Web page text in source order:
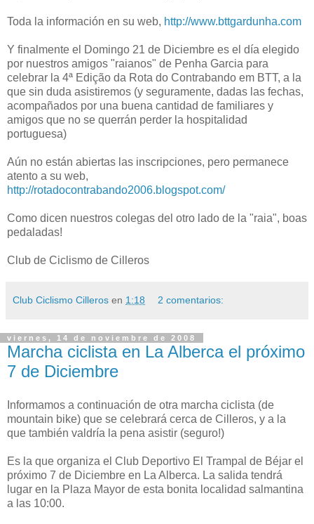
Toda la información en su web, http://www.bttgardunha.com
Y finalmente el Domingo 21 de Diciembre es el día elegido
por nuestros amigos "raianos" de Penha Garcia para
celebrar la 4ª Edição da Rota do Contrabando em BTT, a la
que sin duda asistiremos (y seguramente, dadas las fechas,
acompañados por una buena cantidad de familiares y
amigos que no se querrán perder la hospitalidad
portuguesa)
Aún no están abiertas las inscripciones, pero permanece
atento a su web,
http://rotadocontrabando2006.blogspot.com/
Como dicen nuestros colegas del otro lado de la "raia", boas
pedaladas!
Club de Ciclismo de Cilleros
Club Ciclismo Cilleros en 1:18 2 comentarios:
viernes, 14 de noviembre de 2008
Marcha ciclista en La Alberca el próximo
7 de Diciembre
Informamos a continuación de otra marcha ciclista (de
mountain bike) que se celebrará cerca de Cilleros, y a la
que también valdría la pena asistir (seguro!)
Es la que organiza el Club Deportivo El Trampal de Béjar el
próximo 7 de Diciembre en La Alberca. La salida tendrá
lugar en la Plaza Mayor de esta bonita localidad salmantina
a las 10:00.